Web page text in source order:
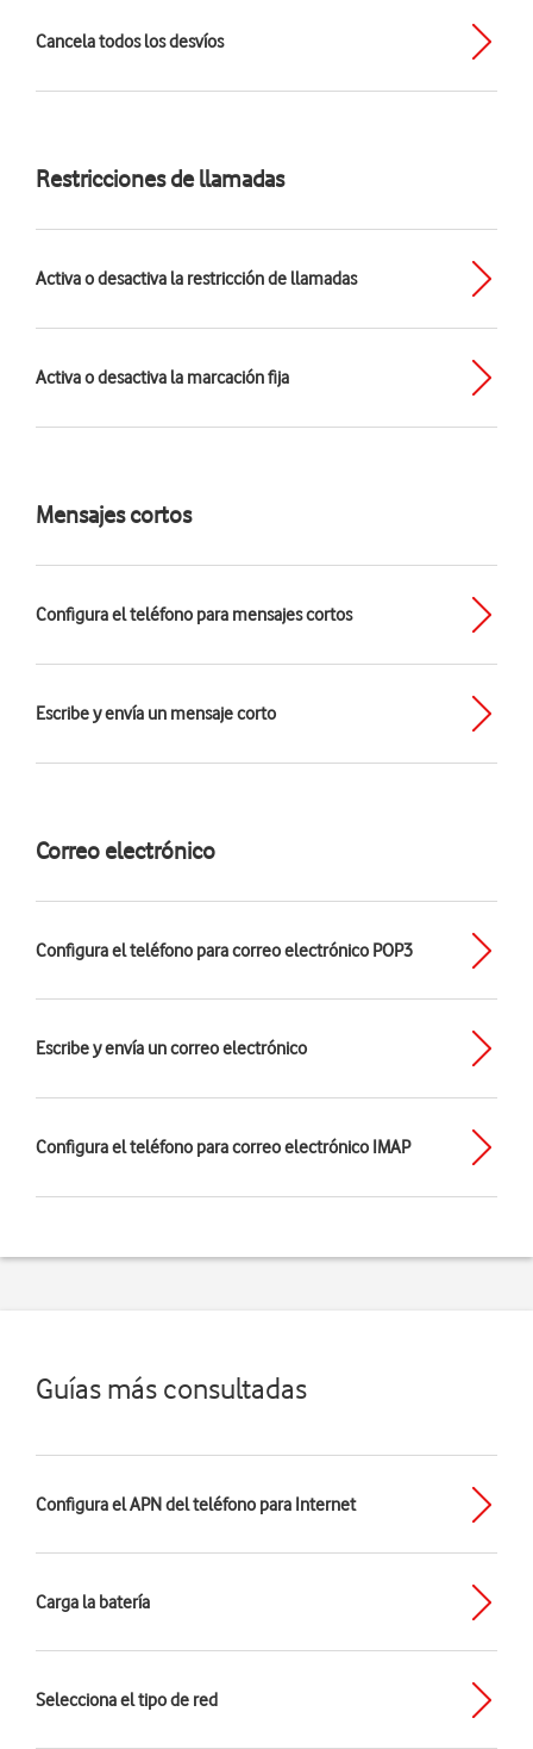
Cancela todos los desvíos
Restricciones de llamadas
Activa o desactiva la restricción de llamadas
Activa o desactiva la marcación fija
Mensajes cortos
Configura el teléfono para mensajes cortos
Escribe y envía un mensaje corto
Correo electrónico
Configura el teléfono para correo electrónico POP3
Escribe y envía un correo electrónico
Configura el teléfono para correo electrónico IMAP
Guías más consultadas
Configura el APN del teléfono para Internet
Carga la batería
Selecciona el tipo de red